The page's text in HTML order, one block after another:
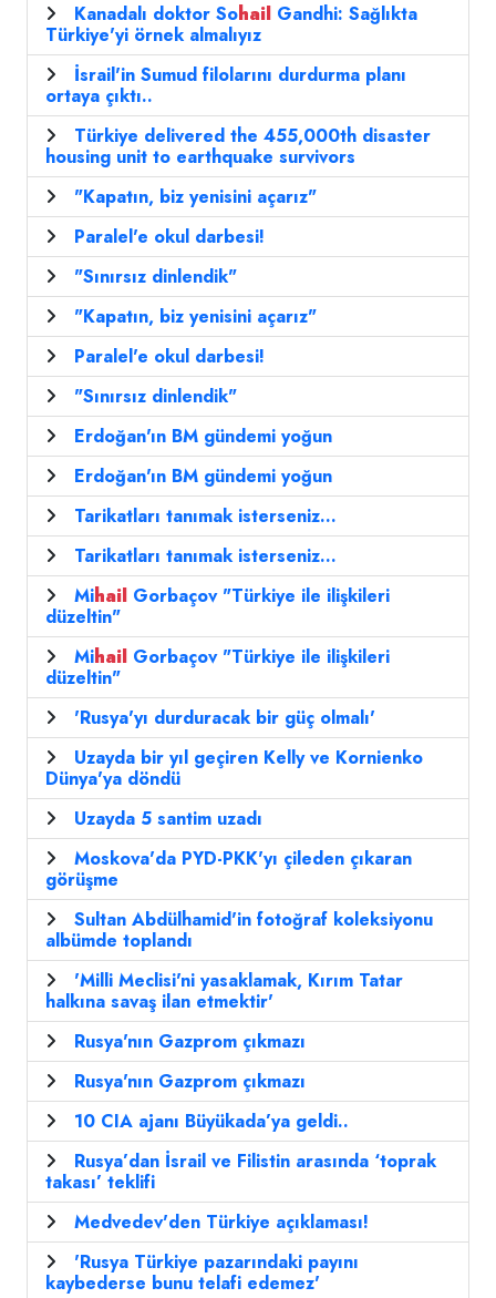
Kanadalı doktor Sohail Gandhi: Sağlıkta
Türkiye'yi örnek almalıyız
İsrail'in Sumud filolarını durdurma planı
ortaya çıktı..
Türkiye delivered the 455,000th disaster
housing unit to earthquake survivors
"Kapatın, biz yenisini açarız"
Paralel'e okul darbesi!
"Sınırsız dinlendik"
"Kapatın, biz yenisini açarız"
Paralel'e okul darbesi!
"Sınırsız dinlendik"
Erdoğan'ın BM gündemi yoğun
Erdoğan'ın BM gündemi yoğun
Tarikatları tanımak isterseniz...
Tarikatları tanımak isterseniz...
Mihail Gorbaçov "Türkiye ile ilişkileri
düzeltin"
Mihail Gorbaçov "Türkiye ile ilişkileri
düzeltin"
'Rusya'yı durduracak bir güç olmalı'
Uzayda bir yıl geçiren Kelly ve Kornienko
Dünya'ya döndü
Uzayda 5 santim uzadı
Moskova'da PYD-PKK'yı çileden çıkaran
görüşme
Sultan Abdülhamid'in fotoğraf koleksiyonu
albümde toplandı
'Milli Meclisi'ni yasaklamak, Kırım Tatar
halkına savaş ilan etmektir'
Rusya'nın Gazprom çıkmazı
Rusya'nın Gazprom çıkmazı
10 CIA ajanı Büyükada’ya geldi..
Rusya’dan İsrail ve Filistin arasında ‘toprak
takası’ teklifi
Medvedev'den Türkiye açıklaması!
'Rusya Türkiye pazarındaki payını
kaybederse bunu telafi edemez'